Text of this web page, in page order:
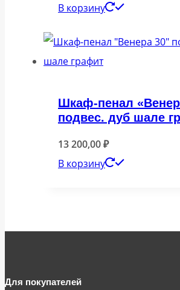
В корзину
Шкаф-пенал
подвес. дуб шале
13 200,00₽
В корзину
Для покупателей